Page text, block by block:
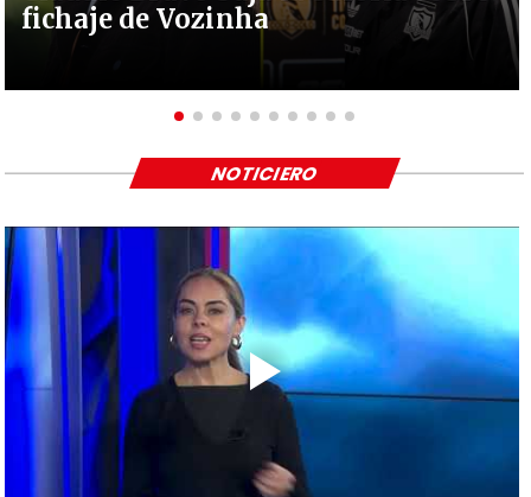
fichaje de Vozinha
NOTICIERO